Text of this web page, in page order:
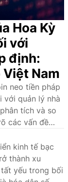
Hoa Kỳ
với
định:
Nam
neo tiền pháp
với quản lý nhà
tích và so
các vấn đề
kinh tế bạc
thành xu
yếu trong bối